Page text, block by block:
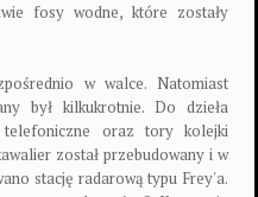
fosy wodne, które zostały
w walce. Natomiast
był kilkukrotnie. Do dzieła
oraz tory kolejki
został przebudowany i w
stację radarową typu Frey'a.